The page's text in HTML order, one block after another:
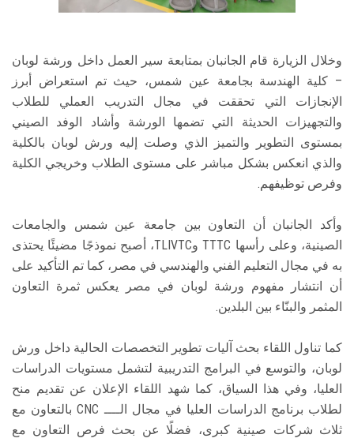
وخلال الزيارة قام الجانبان بمتابعة سير العمل داخل ورشة لوبان
– كلية الهندسة بجامعة عين شمس، حيث تم استعراض أبرز
الإنجازات التي تحققت في مجال التدريب العملي للطلاب
والتجهيزات الحديثة التي تضمها الورشة وأشاد الوفد الصيني
بمستوى التطوير والتميز الذي وصلت إليه ورش لوبان بالكلية
والذي انعكس بشكل مباشر على مستوى الطلاب وخريجي الكلية
وفرص توظيفهم.
وأكد الجانبان أن التعاون بين جامعة عين شمس والجامعات
الصينية، وعلى رأسها TTTC وTLIVTC، أصبح نموذجًا مضيئًا يحتذى
به في مجال التعليم الفني والهندسي في مصر، كما تم التأكيد على
أن انتشار مفهوم ورشة لوبان في مصر يعكس ثمرة التعاون
المثمر والبنّاء بين البلدين.
كما تناول اللقاء بحث آليات تطوير التخصصات الحالية داخل ورش
لوبان، والتوسع في البرامج التدريبية لتشمل مستويات الدراسات
العليا، وفي هذا السياق، كما شهد اللقاء الإعلان عن تقديم منح
لطلاب برنامج الدراسات العليا في مجال الــــ CNC بالتعاون مع
ثلاث شركات صينية كبرى، فضلًا عن بحث فرص التعاون مع